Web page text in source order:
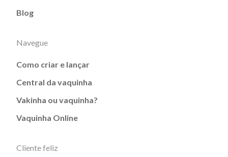
Blog
Navegue
Como criar e lançar
Central da vaquinha
Vakinha ou vaquinha?
Vaquinha Online
Cliente feliz